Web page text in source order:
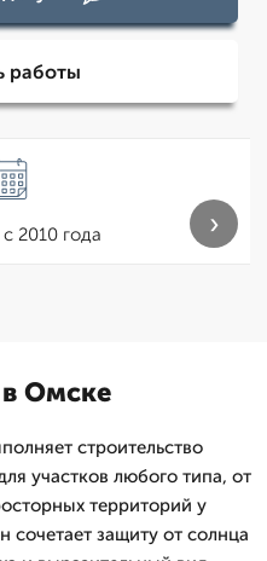
работы
2010 года ›
Омске
строительство
участков любого типа, от
территорий у
сочетает защиту от солнца